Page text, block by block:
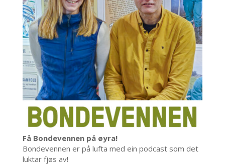
Få Bondevennen på øyra!
Bondevennen er på lufta med ein podcast som det
luktar fjøs av!